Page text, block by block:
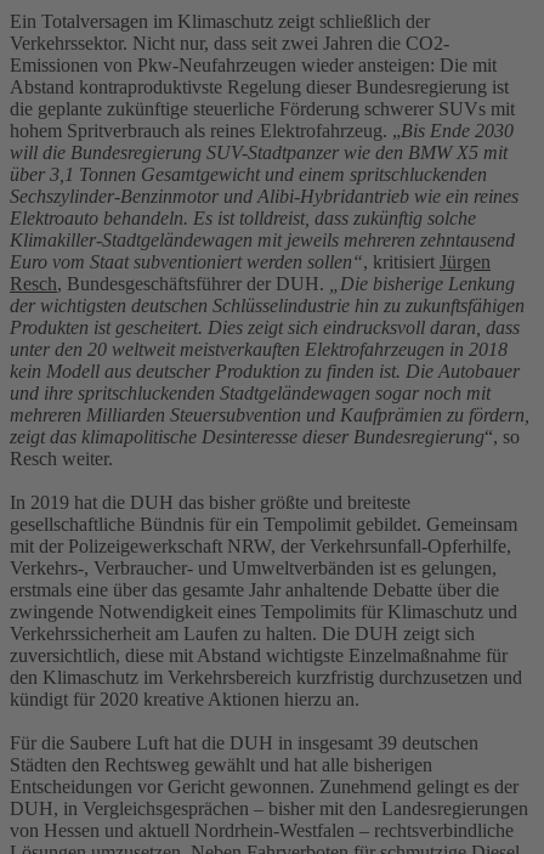
Ein Totalversagen im Klimaschutz zeigt schließlich der
Verkehrssektor. Nicht nur, dass seit zwei Jahren die CO2-
Emissionen von Pkw-Neufahrzeugen wieder ansteigen: Die mit
Abstand kontraproduktivste Regelung dieser Bundesregierung ist
die geplante zukünftige steuerliche Förderung schwerer SUVs mit
hohem Spritverbrauch als reines Elektrofahrzeug. „Bis Ende 2030
will die Bundesregierung SUV-Stadtpanzer wie den BMW X5 mit
über 3,1 Tonnen Gesamtgewicht und einem spritschluckenden
Sechszylinder-Benzinmotor und Alibi-Hybridantrieb wie ein reines
Elektroauto behandeln. Es ist tolldreist, dass zukünftig solche
Klimakiller-Stadtgeländewagen mit jeweils mehreren zehntausend
Euro vom Staat subventioniert werden sollen“, kritisiert Jürgen
Resch, Bundesgeschäftsführer der DUH. „Die bisherige Lenkung
der wichtigsten deutschen Schlüsselindustrie hin zu zukunftsfähigen
Produkten ist gescheitert. Dies zeigt sich eindrucksvoll daran, dass
unter den 20 weltweit meistverkauften Elektrofahrzeugen in 2018
kein Modell aus deutscher Produktion zu finden ist. Die Autobauer
und ihre spritschluckenden Stadtgeländewagen sogar noch mit
mehreren Milliarden Steuersubvention und Kaufprämien zu fördern,
zeigt das klimapolitische Desinteresse dieser Bundesregierung“, so
Resch weiter.
In 2019 hat die DUH das bisher größte und breiteste
gesellschaftliche Bündnis für ein Tempolimit gebildet. Gemeinsam
mit der Polizeigewerkschaft NRW, der Verkehrsunfall-Opferhilfe,
Verkehrs-, Verbraucher- und Umweltverbänden ist es gelungen,
erstmals eine über das gesamte Jahr anhaltende Debatte über die
zwingende Notwendigkeit eines Tempolimits für Klimaschutz und
Verkehrssicherheit am Laufen zu halten. Die DUH zeigt sich
zuversichtlich, diese mit Abstand wichtigste Einzelmaßnahme für
den Klimaschutz im Verkehrsbereich kurzfristig durchzusetzen und
kündigt für 2020 kreative Aktionen hierzu an.
Für die Saubere Luft hat die DUH in insgesamt 39 deutschen
Städten den Rechtsweg gewählt und hat alle bisherigen
Entscheidungen vor Gericht gewonnen. Zunehmend gelingt es der
DUH, in Vergleichsgesprächen – bisher mit den Landesregierungen
von Hessen und aktuell Nordrhein-Westfalen – rechtsverbindliche